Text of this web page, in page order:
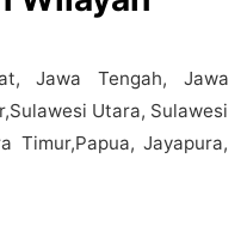
Jawa Tengah, Jawa
Utara, Sulawesi
Timur,Papua, Jayapura,